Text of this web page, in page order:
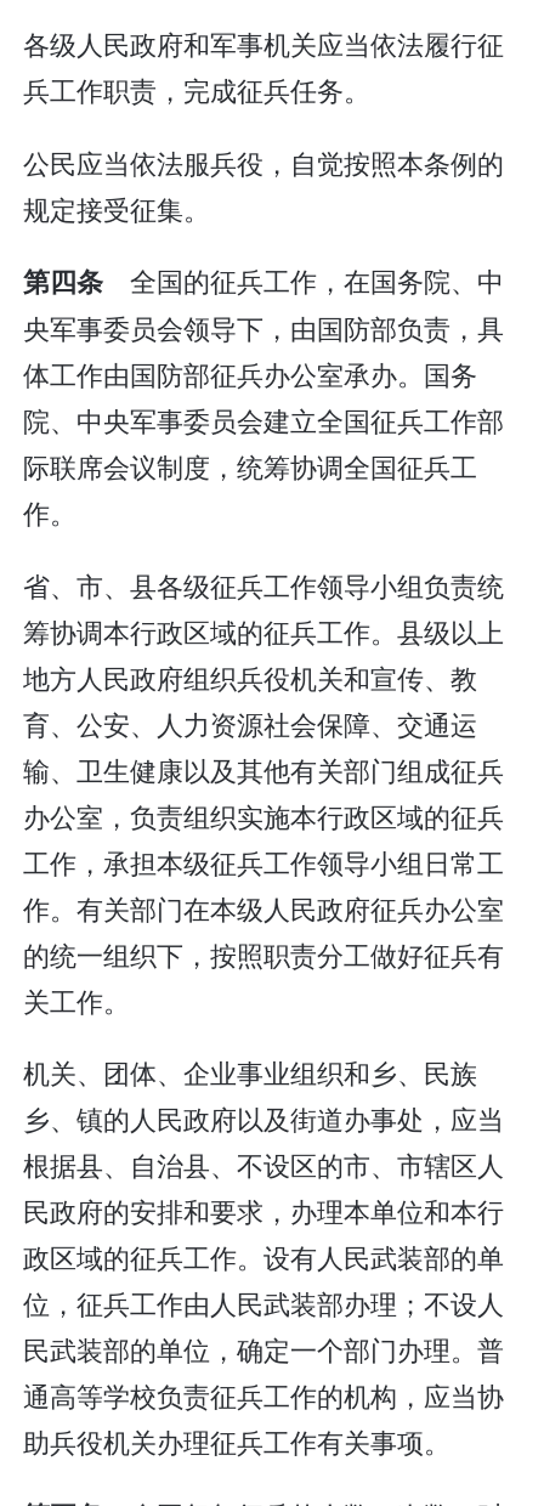
各级人民政府和军事机关应当依法履行征
兵工作职责，完成征兵任务。
公民应当依法服兵役，自觉按照本条例的
规定接受征集。
第四条 全国的征兵工作，在国务院、中
央军事委员会领导下，由国防部负责，具
体工作由国防部征兵办公室承办。国务
院、中央军事委员会建立全国征兵工作部
际联席会议制度，统筹协调全国征兵工
作。
省、市、县各级征兵工作领导小组负责统
筹协调本行政区域的征兵工作。县级以上
地方人民政府组织兵役机关和宣传、教
育、公安、人力资源社会保障、交通运
输、卫生健康以及其他有关部门组成征兵
办公室，负责组织实施本行政区域的征兵
工作，承担本级征兵工作领导小组日常工
作。有关部门在本级人民政府征兵办公室
的统一组织下，按照职责分工做好征兵有
关工作。
机关、团体、企业事业组织和乡、民族
乡、镇的人民政府以及街道办事处，应当
根据县、自治县、不设区的市、市辖区人
民政府的安排和要求，办理本单位和本行
政区域的征兵工作。设有人民武装部的单
位，征兵工作由人民武装部办理；不设人
民武装部的单位，确定一个部门办理。普
通高等学校负责征兵工作的机构，应当协
助兵役机关办理征兵工作有关事项。